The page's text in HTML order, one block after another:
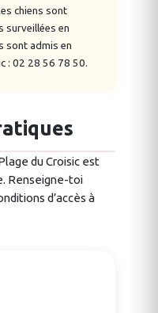
chiens sont
surveillées en
sont admis en
: 02 28 56 78 50.
du Croisic est
Renseigne-toi
d’accès à